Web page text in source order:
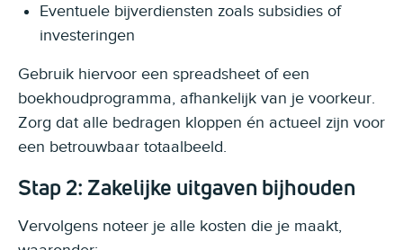
Eventuele bijverdiensten zoals subsidies of
investeringen
Gebruik hiervoor een spreadsheet of een
boekhoudprogramma, afhankelijk van je voorkeur.
Zorg dat alle bedragen kloppen én actueel zijn voor
een betrouwbaar totaalbeeld.
Stap 2: Zakelijke uitgaven bijhouden
Vervolgens noteer je alle kosten die je maakt,